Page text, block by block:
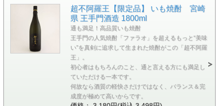
超不阿羅王【限定品】 いも焼酎 宮崎
県 王手門酒造 1800ml
通も満足！高品質いも焼酎
王手門の人気焼酎「ファラオ」を超えるもっと“美味
い”を真剣に追求して生まれた焼酎がこの「超不阿羅
王」。
初心者はもちろんのこと、通と言える方にも満足し
ていただける一本です。
何故なら酒質の軽快さだけではなく、バランス＆完
成度が極めて高いからです。